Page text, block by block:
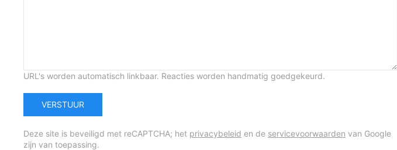
URL's worden automatisch linkbaar. Reacties worden handmatig goedgekeurd.
VERSTUUR
Deze site is beveiligd met reCAPTCHA; het privacybeleid en de servicevoorwaarden van Google
zijn van toepassing.